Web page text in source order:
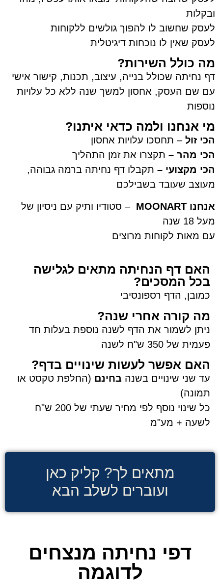
ובקלות
לעסק שחשוב לו להפוך גולשים ללקוחות
לעסק שאין לו נוכחות דיגיטלית
מה כולל השירות?
דף נחיתה שכולל בנייה, עיצוב, תכנות, קישור אישי
עם שם העסק, אחסון למשך שנה ללא כל עלויות
נוספות
מי אנחנו ולמה כדאי איתנו?
הכי זול – תחסכו עלויות אחסון
הכי מהר – תקצרו את זמן התהליך
הכי מקצועי – תקבלו דף נחיתה ברמה גבוהה,
מעוצב שעובד בשבילכם
אנחנו MOONART
– סטודיו ותיק עם ניסיון של
מעל 18 שנה
עם מאות לקוחות מרוצים
האם דף הנחיתה מתאים לגלישה
בכל המסכים?
כמובן, הדף רספונסיבי
מה קורה אחרי שנה?
ניתן לשמור את הדף לשנה נוספת בעלות חד
פעמית של 350 ש"ח לשנה
האם אפשר לעשות שינויים בדף?
עד שני שינויים בשנה בחינם (החלפת טקסט או
תמונה)
כל שינוי נוסף לפי מחיר שעתי של 200 ש"ח
לשעה + מע"מ
מתאים לך? קליק כאן
ועוברים לשלב הבא
דפי נחיתה מנצחים
לדוגמה